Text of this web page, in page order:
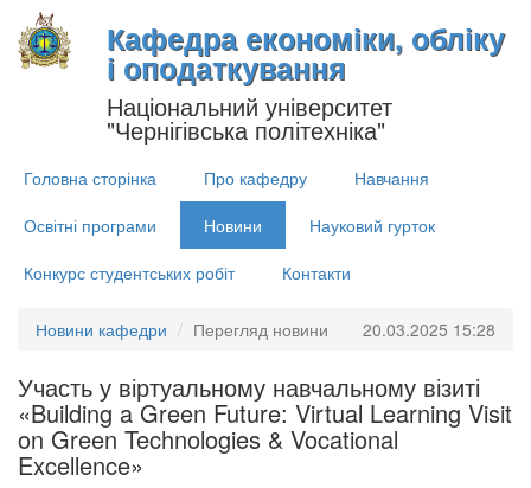
Кафедра економіки, обліку
і оподаткування
Національний університет
"Чернігівська політехніка"
Головна сторінка Про кафедру
Навчання
Освітні програми
Новини
Науковий гурток
Конкурс студентських робіт
Контакти
Новини кафедри Перегляд новини 20.03.2025 15:28
Участь у віртуальному навчальному візиті
«Building a Green Future: Virtual Learning Visit
on Green Technologies & Vocational
Excellence»